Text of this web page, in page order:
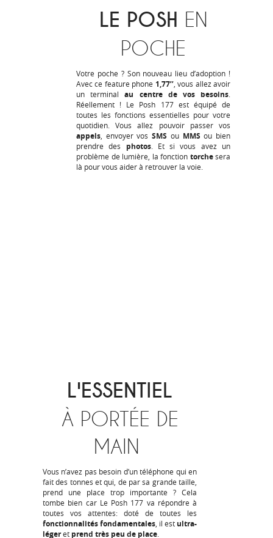
LE POSH EN
POCHE
Votre poche ? Son nouveau lieu d’adoption !
Avec ce feature phone 1,77’’, vous allez avoir
un terminalau centre de vos besoins.
Réellement ! Le Posh 177 est équipé de
toutes les fonctions essentielles pour votre
quotidien. Vous allez pouvoir passer vos
appels, envoyer vosSMS ou MMSou bien
prendre des photos. Et si vous avez un
problème de lumière, la fonction torchesera
là pour vous aider à retrouver la voie.
L'ESSENTIEL
À PORTÉE DE
MAIN
Vous n’avez pas besoin d’un téléphone qui en
fait des tonnes et qui, de par sa grande taille,
prend une place trop importante ? Cela
tombe bien car Le Posh 177 va répondre à
toutes vos attentes: doté de toutes les
fonctionnalités fondamentales, il est ultra-
légeret prend très peu de place.